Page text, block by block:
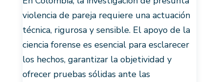
violencia de pareja requiere una actuación
técnica, rigurosa y sensible. El apoyo de la
ciencia forense es esencial para esclarecer
los hechos, garantizar la objetividad y
ofrecer pruebas sólidas ante las